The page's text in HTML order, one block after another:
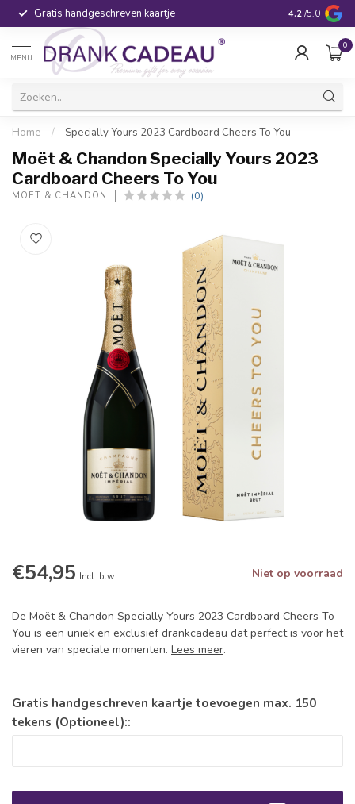
Gratis handgeschreven kaartje Voor 16:00
4.2 /5.0
MENU
0
Home / Specially Yours 2023 Cardboard Cheers To You
Moët & Chandon Specially Yours 2023
Cardboard Cheers To You
MOËT & CHANDON (0)
€54,95 Incl. btw Niet op voorraad
De Moët & Chandon Specially Yours 2023 Cardboard Cheers To
You is een uniek en exclusief drankcadeau dat perfect is voor het
vieren van speciale momenten. Lees meer.
Gratis handgeschreven kaartje toevoegen max. 150
tekens (Optioneel)::